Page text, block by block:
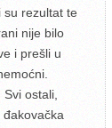
su rezultat te
nije bilo
i prešli u
ostali,